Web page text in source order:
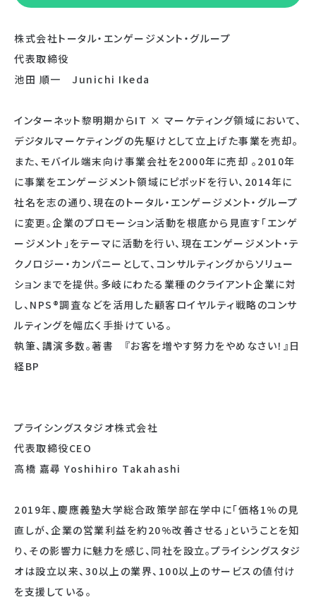
株式会社トータル・エンゲージメント・グループ
代表取締役
池田 順一 Junichi Ikeda
インターネット黎明期からIT × マーケティング領域において、
デジタルマーケティングの先駆けとして立上げた事業を売却。
また、モバイル端末向け事業会社を2000年に売却 。2010年
に事業をエンゲージメント領域にピポッドを行い、2014年に
社名を志の通り、現在のトータル・エンゲージメント・グループ
に変更。企業のプロモーション活動を根底から見直す「エンゲ
ージメント」をテーマに活動を行い、現在エンゲージメント・テ
クノロジー・カンパニーとして、コンサルティングからソリュー
ションまでを提供。多岐にわたる業種のクライアント企業に対
し、NPS®調査などを活用した顧客ロイヤルティ戦略のコンサ
ルティングを幅広く手掛けている。
執筆、講演多数。著書 『お客を増やす努力をやめなさい！』日
経BP
プライシングスタジオ株式会社
代表取締役CEO
高橋 嘉尋 Yoshihiro Takahashi
2019年、慶應義塾大学総合政策学部在学中に「価格1%の見
直しが、企業の営業利益を約20%改善させる」ということを知
り、その影響力に魅力を感じ、同社を設立。プライシングスタジ
オは設立以来、30以上の業界、100以上のサービスの値付け
を支援している。